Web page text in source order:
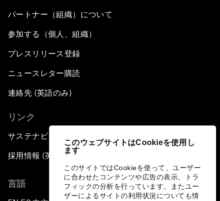
このウェブサイトはCookieを使用し
ます
このサイトではCookieを使って、ユーザー
に合わせたコンテンツや広告の表示、トラ
フィックの分析を行っています。またユー
ザーによるサイトの利用状況についても情
パートナー（組織）について
参加する（個人、組織）
プレスリリース登録
ニュースレター購読
連絡先 (英語のみ)
リンク
サステナビリティへの取り組み
採用情報 (英語のみ)
言語